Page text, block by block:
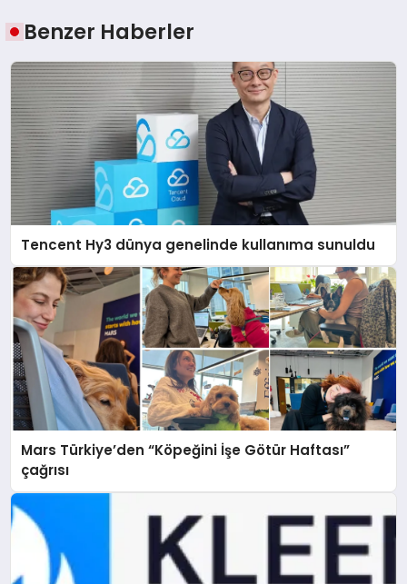
Benzer Haberler
Tencent Hy3 dünya genelinde kullanıma sunuldu
Mars Türkiye’den “Köpeğini İşe Götür Haftası”
çağrısı